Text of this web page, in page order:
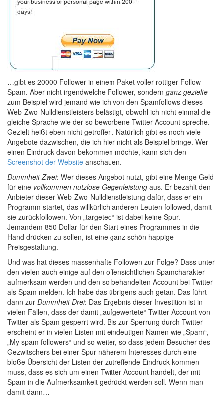
…gibt es 20000 Follower in einem Paket voller rottiger Follow-
Spam. Aber nicht irgendwelche Follower, sondern ganz gezielte –
zum Beispiel wird jemand wie ich von den Spamfollows dieses
Web-Zwo-Nulldienstleisters belästigt, obwohl ich nicht einmal die
gleiche Sprache wie der so beworbene Twitter-Account spreche.
Gezielt heißt eben nicht getroffen. Natürlich gibt es noch viele
Angebote dazwischen, die ich hier nicht als Beispiel bringe. Wer
einen Eindruck davon bekommen möchte, kann sich den
Screenshot der Website anschauen.
Dummheit Zwei: Wer dieses Angebot nutzt, gibt eine Menge Geld
für eine vollkommen nutzlose Gegenleistung aus. Er bezahlt den
Anbieter dieser Web-Zwo-Nulldienstleistung dafür, dass er ein
Programm startet, das willkürlich anderen Leuten followed, damit
sie zurückfollowen. Von „targeted“ ist dabei keine Spur.
Jemandem 850 Dollar für den Start eines Programmes in die
Hand drücken zu sollen, ist eine ganz schön happige
Preisgestaltung.
Und was hat dieses massenhafte Followen zur Folge? Dass unter
den vielen auch einige auf den offensichtlichen Spamcharakter
aufmerksam werden und den so behandelten Account bei Twitter
als Spam melden. Ich habe das übrigens auch getan. Das führt
dann zur Dummheit Drei: Das Ergebnis dieser Investition ist in
vielen Fällen, dass der damit „aufgewertete“ Twitter-Account von
Twitter als Spam gesperrt wird. Bis zur Sperrung durch Twitter
erscheint er in vielen Listen mit eindeutigen Namen wie „Spam“,
„My spam followers“ und so weiter, so dass jedem Besucher des
Gezwitschers bei einer Spur näherem Interesses durch eine
bloße Übersicht der Listen der zutreffende Eindruck kommen
muss, dass es sich um einen Twitter-Account handelt, der mit
Spam in die Aufmerksamkeit gedrückt werden soll. Wenn man
damit dann…